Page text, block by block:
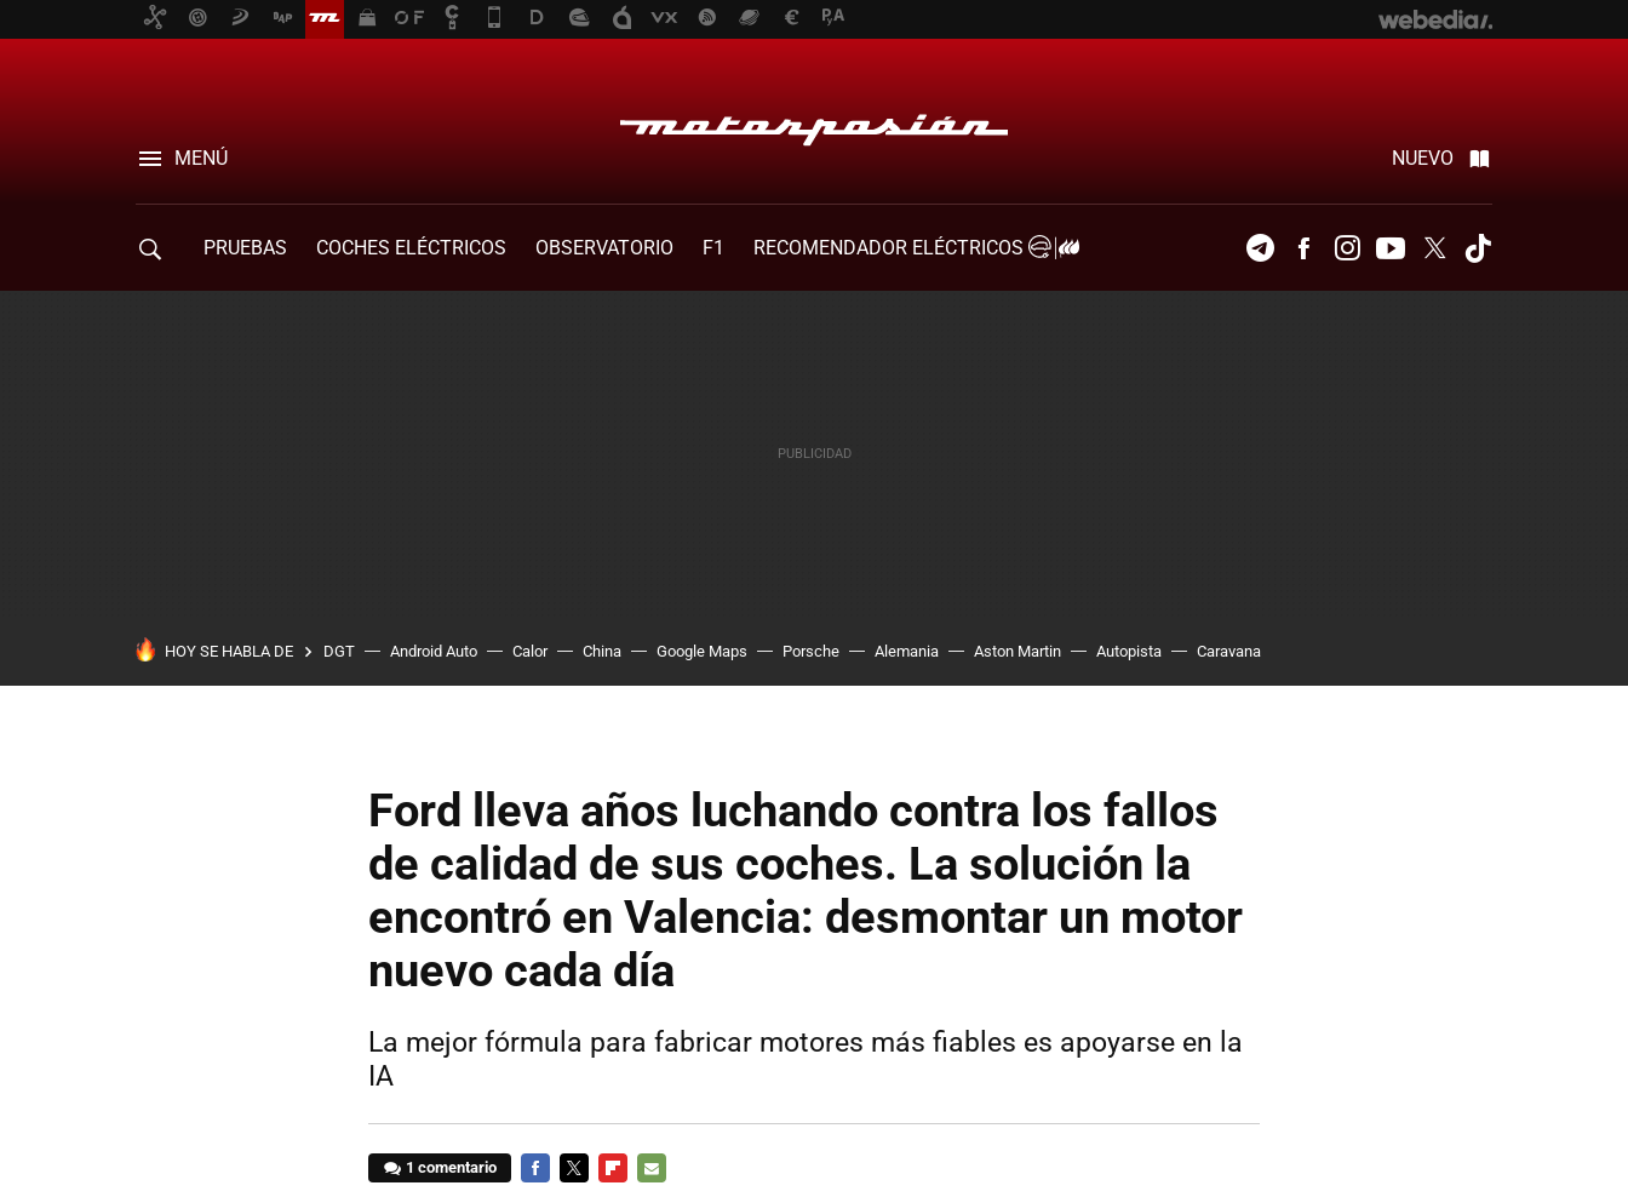
MENÚ NUEVO
PRUEBAS COCHES ELÉCTRICOS OBSERVATORIO F1
RECOMENDADOR ELÉCTRICOS
TelegramFacebookInstagramYoutubeTwitter
HOY SE HABLA DE DGT Android Auto Calor China Google Maps Porsche Alemania Aston Martin Autopista Caravana
Ford lleva años luchando contra los fallos
de calidad de sus coches. La solución la
encontró en Valencia: desmontar un motor
nuevo cada día
La mejor fórmula para fabricar motores más fiables es apoyarse en la
IA
1 comentario